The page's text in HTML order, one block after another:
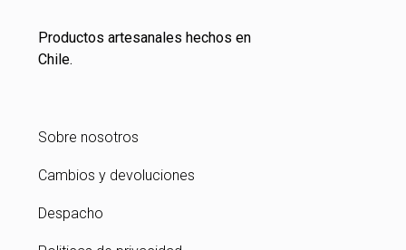
Productos artesanales hechos en
Chile.
Sobre nosotros
Cambios y devoluciones
Despacho